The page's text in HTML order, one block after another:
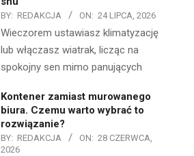
BY: REDAKCJA ON: 24 LIPCA, 2026
Wieczorem ustawiasz klimatyzację
lub włączasz wiatrak, licząc na
spokojny sen mimo panujących
Kontener zamiast murowanego
biura. Czemu warto wybrać to
rozwiązanie?
BY: REDAKCJA ON: 28 CZERWCA,
2026